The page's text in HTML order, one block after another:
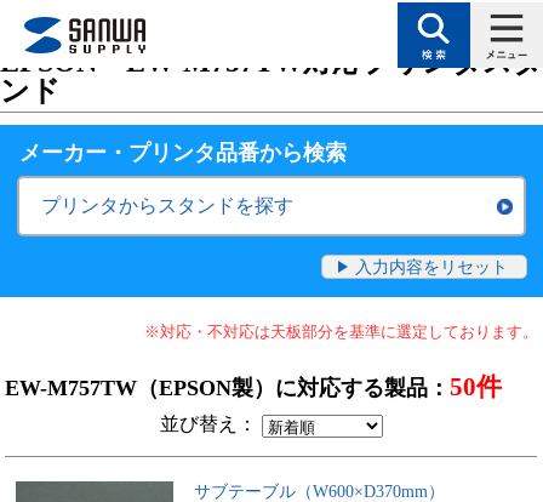
トップページ>サポート 対応表（検索絞り込みで目的に合った製品を探
EPSON・EW-M757TW対応プリンタスタ
ンド
メーカー・プリンタ品番から検索
プリンタからスタンドを探す
入力内容をリセット
※対応・不対応は天板部分を基準に選定しております。
EW-M757TW（EPSON製）に対応する製品：50件
並び替え：
サブテーブル（W600×D370mm）